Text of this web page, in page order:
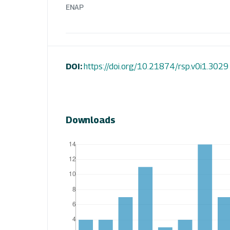
ENAP
DOI:https://doi.org/10.21874/rsp.v0i1.3029
Downloads